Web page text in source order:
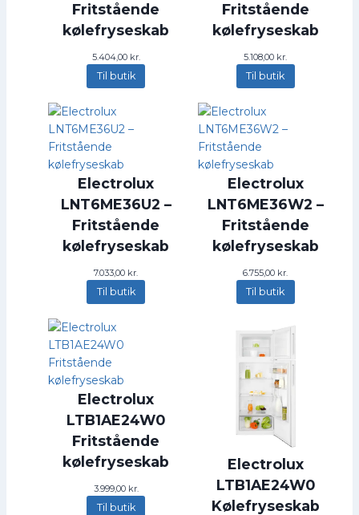
Fritstående
kølefryseskab
5.404,00 kr.
Til butik
Fritstående
kølefryseskab
5.108,00 kr.
Til butik
Electrolux
LNT6ME36U2 –
Fritstående
kølefryseskab
7.033,00 kr.
Til butik
Electrolux
LNT6ME36W2 –
Fritstående
kølefryseskab
6.755,00 kr.
Til butik
Electrolux
LTB1AE24W0
Fritstående
kølefryseskab
3.999,00 kr.
Til butik
Electrolux
LTB1AE24W0
Kølefryseskab